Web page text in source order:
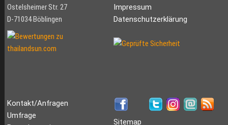
Ostelsheimer Str. 27
D-71034 Böblingen
Impressum
Datenschutzerklärung
Kontakt/Anfragen
Umfrage
Sitemap